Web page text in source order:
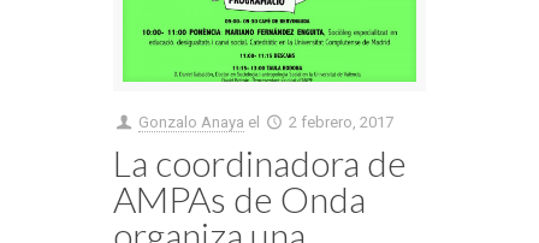
Gonzalo Anaya el 2 febrero, 2017
La coordinadora de
AMPAs de Onda